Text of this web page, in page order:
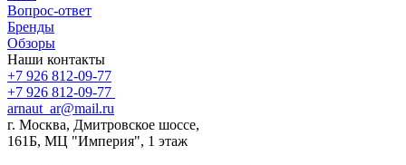
Вопрос-ответ
Бренды
Обзоры
Наши контакты
+7 926 812-09-77
+7 926 812-09-77
arnaut_ar@mail.ru
г. Москва, Дмитровское шоссе,
161Б, МЦ "Империя", 1 этаж